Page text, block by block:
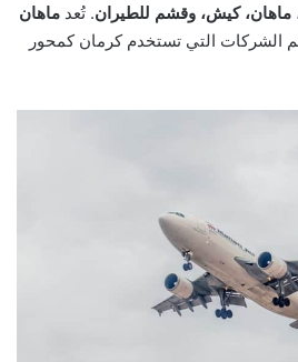
ماهان، كيش، وقشم للطيران. تُعد ماهان
التي تستخدم كرمان كمحور